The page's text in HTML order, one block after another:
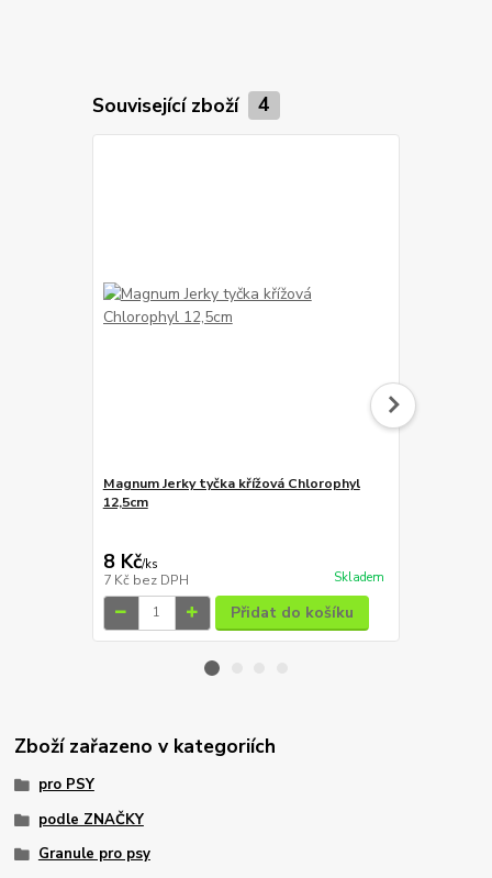
Související zboží 4
Magnum Jerky tyčka křížová Chlorophyl
12,5cm
8 Kč/ks
7 Kč bez DPH Skladem
Přidat do košíku
Zboží zařazeno v kategoriích
pro PSY
podle ZNAČKY
Granule pro psy